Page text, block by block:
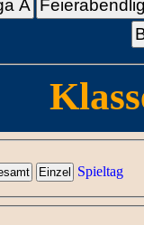
A
Spieltag